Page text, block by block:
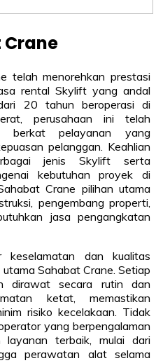
telah menorehkan prestasi
rental Skylift yang andal
20 tahun beroperasi di
perusahaan ini telah
berkat pelayanan yang
pelanggan. Keahlian
jenis Skylift serta
kebutuhan proyek di
Crane pilihan utama
pengembang properti,
jasa pengangkatan
keselamatan dan kualitas
Sahabat Crane. Setiap
dirawat secara rutin dan
ketat, memastikan
risiko kecelakaan. Tidak
yang berpengalaman
layanan terbaik, mulai dari
perawatan alat selama